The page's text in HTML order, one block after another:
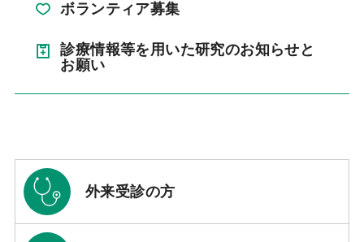
ボランティア募集
診療情報等を用いた研究のお知らせと
お願い
外来受診の方